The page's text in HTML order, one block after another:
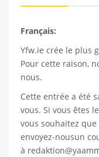
Français:
Yfw.ie crée le plus
Pour cette raison,
nous.
Cette entrée a été
vous. Si vous êtes
vous souhaitez que
envoyez-nousun
à